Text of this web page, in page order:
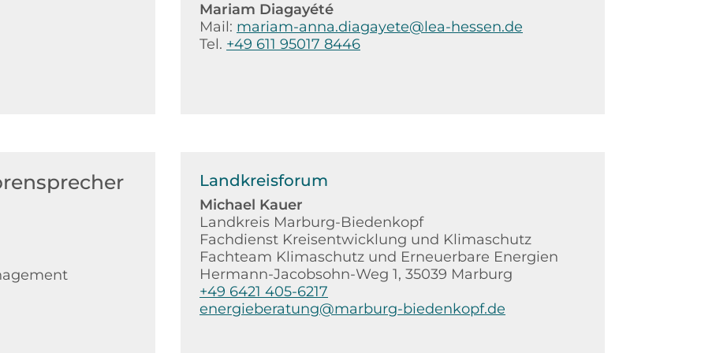
Mariam Diagayété
Mail: mariam-anna.diagayete@lea-hessen.de
Tel. +49 611 95017 8446
Landkreisforum
Michael Kauer
Landkreis Marburg-Biedenkopf
Fachdienst Kreisentwicklung und Klimaschutz
Fachteam Klimaschutz und Erneuerbare Energien
Hermann-Jacobsohn-Weg 1, 35039 Marburg
+49 6421 405-6217
energieberatung@marburg-biedenkopf.de